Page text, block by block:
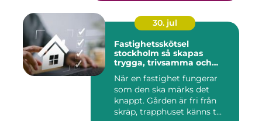
30. jul
Fastighetsskötsel
stockholm så skapas
trygga, trivsamma och
När en fastighet fungerar
som den ska märks det
knappt. Gården är fri från
skräp, trapphuset känns t...